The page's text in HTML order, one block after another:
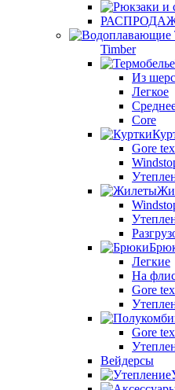
Timber
Из
Легкое
Core
Gore tex
Легкие
На
Gore tex
Gore tex
Вейдерсы